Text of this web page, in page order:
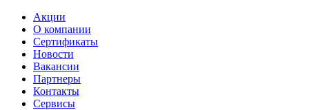
Акции
О компании
Сертификаты
Новости
Вакансии
Партнеры
Контакты
Сервисы